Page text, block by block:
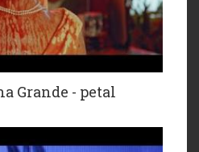
Grande - petal